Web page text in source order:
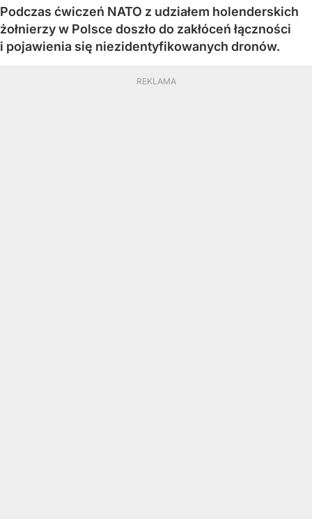
Podczas ćwiczeń NATO z udziałem holenderskich
żołnierzy w Polsce doszło do zakłóceń łączności
i pojawienia się niezidentyfikowanych dronów.